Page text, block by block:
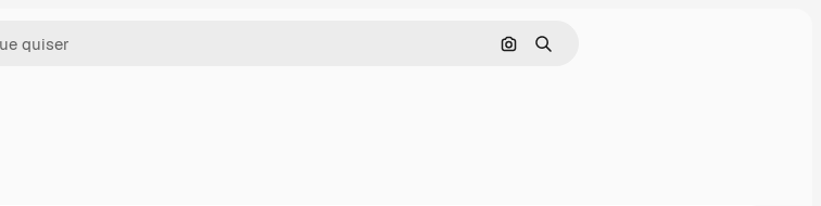
Pesquisar por imagem
Buscar